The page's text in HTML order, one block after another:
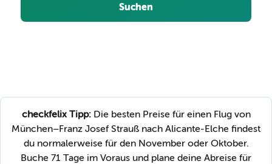
Suchen
checkfelix Tipp:Die besten Preise für einen Flug von
München–Franz Josef Strauß nach Alicante-Elche findest
du normalerweise für den November oder Oktober.
Buche 71 Tage im Voraus und plane deine Abreise für